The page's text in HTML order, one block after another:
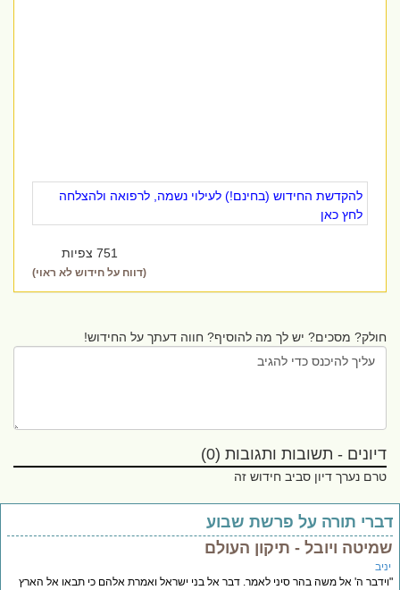
להקדשת החידוש (בחינם!) לעילוי נשמה, לרפואה ולהצלחה
לחץ כאן
751 צפיות
(דווח על חידוש לא ראוי)
חולק? מסכים? יש לך מה להוסיף? חווה דעתך על החידוש!
דיונים - תשובות ותגובות (0)
טרם נערך דיון סביב חידוש זה
תורה על פרשת שבוע
ויובל - תיקון העולם
ה' אל משה בהר סיני לאמר. דבר אל בני ישראל ואמרת אלהם כי תבאו אל הארץ